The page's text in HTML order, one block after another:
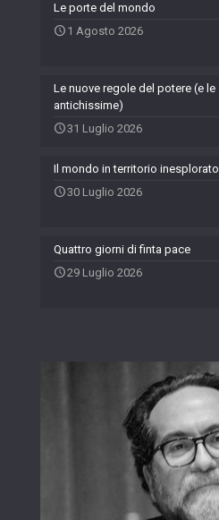
Le porte del mondo
1 Agosto 2026
Le nuove regole del potere (e le
antichissime)
31 Luglio 2026
Il mondo in territorio inesplorato
30 Luglio 2026
Quattro giorni di finta pace
29 Luglio 2026